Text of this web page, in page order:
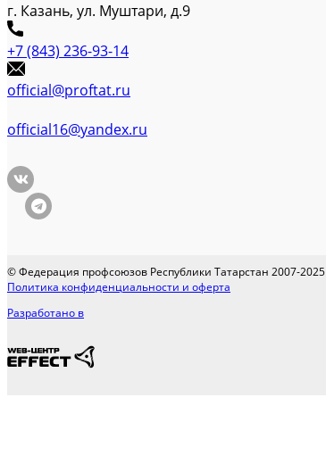
г. Казань, ул. Муштари, д.9
+7 (843) 236-93-14
official@proftat.ru
official16@yandex.ru
© Федерация профсоюзов Республики Татарстан 2007-2025
Политика конфиденциальности и оферта
Разработано в